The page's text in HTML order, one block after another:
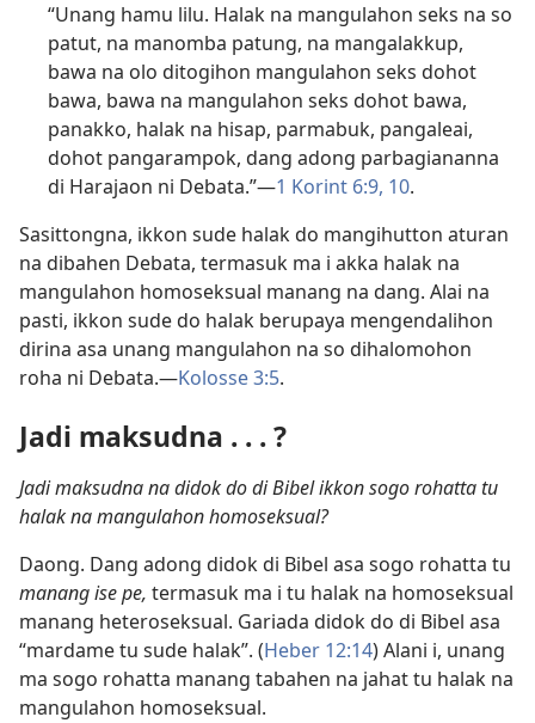
“Unang hamu lilu. Halak na mangulahon seks na so
patut, na manomba patung, na mangalakkup,
bawa na olo ditogihon mangulahon seks dohot
bawa, bawa na mangulahon seks dohot bawa,
panakko, halak na hisap, parmabuk, pangaleai,
dohot pangarampok, dang adong parbagiananna
di Harajaon ni Debata.”​—1 Korint 6:9, 10.
Sasittongna, ikkon sude halak do mangihutton aturan
na dibahen Debata, termasuk ma i akka halak na
mangulahon homoseksual manang na dang. Alai na
pasti, ikkon sude do halak berupaya mengendalihon
dirina asa unang mangulahon na so dihalomohon
roha ni Debata.​—Kolosse 3:5.
Jadi maksudna . . . ?
Jadi maksudna na didok do di Bibel ikkon sogo rohatta tu
halak na mangulahon homoseksual?
Daong. Dang adong didok di Bibel asa sogo rohatta tu
manang ise pe, termasuk ma i tu halak na homoseksual
manang heteroseksual. Gariada didok do di Bibel asa
“mardame tu sude halak”. (Heber 12:14) Alani i, unang
ma sogo rohatta manang tabahen na jahat tu halak na
mangulahon homoseksual.